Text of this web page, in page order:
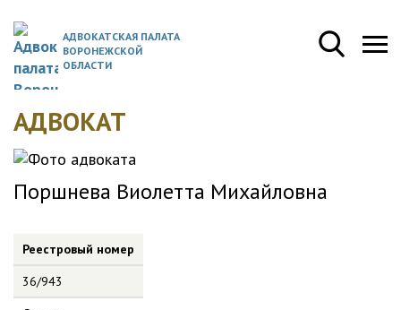
АДВОКАТСКАЯ ПАЛАТА
ВОРОНЕЖСКОЙ
ОБЛАСТИ
АДВОКАТ
Поршнева Виолетта Михайловна
Реестровый номер
36/943